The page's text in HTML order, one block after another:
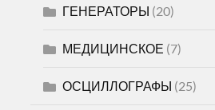
ГЕНЕРАТОРЫ (20)
МЕДИЦИНСКОЕ (7)
ОСЦИЛЛОГРАФЫ (25)